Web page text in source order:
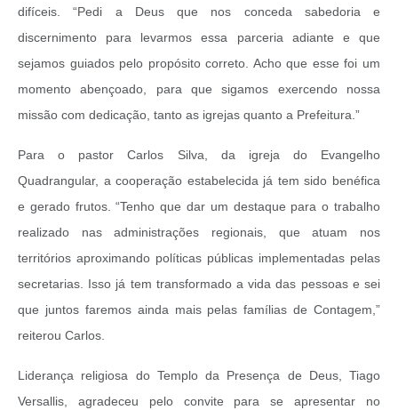
difíceis. “Pedi a Deus que nos conceda sabedoria e
discernimento para levarmos essa parceria adiante e que
sejamos guiados pelo propósito correto. Acho que esse foi um
momento abençoado, para que sigamos exercendo nossa
missão com dedicação, tanto as igrejas quanto a Prefeitura.”
Para o pastor Carlos Silva, da igreja do Evangelho
Quadrangular, a cooperação estabelecida já tem sido benéfica
e gerado frutos. “Tenho que dar um destaque para o trabalho
realizado nas administrações regionais, que atuam nos
territórios aproximando políticas públicas implementadas pelas
secretarias. Isso já tem transformado a vida das pessoas e sei
que juntos faremos ainda mais pelas famílias de Contagem,”
reiterou Carlos.
Liderança religiosa do Templo da Presença de Deus, Tiago
Versallis, agradeceu pelo convite para se apresentar no